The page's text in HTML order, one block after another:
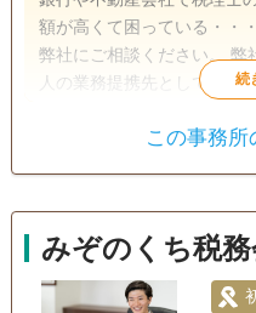
額が高くて困っている・・
弊社にご相談ください。 弊社は、相続税専門の大手税理士法
人の業務提携先として、大
供しております。 お客様の対応は、原則、代表税理士が行っ
の方法をお申し付けください。 初回相談は無料で行
ますので、「まずはちょっ
ど・・・。」というお客様
相
電話相談可 訪問可 土日
この事務所
みぞのくち税